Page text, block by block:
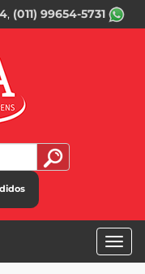
(011) 99654-5731